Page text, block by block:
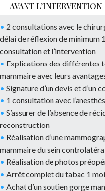
AVANT L’INTERVENTION
• 2 consultations avec le
délai de réflexion de minimum
consultation et l’intervention
• Explications des différentes
mammaire avec leurs
• Signature d’un devis et d’un
• 1 consultation avec
• S’assurer de l’absence de
reconstruction
• Réalisation d’une
mammaire du sein
• Réalisation de photos
• Arrêt complet du tabac 1
• Achat d’un soutien gorge